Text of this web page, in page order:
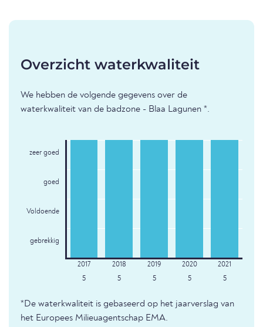
Overzicht waterkwaliteit
We hebben de volgende gegevens over de
waterkwaliteit van de badzone - Blaa Lagunen *.
zeer goed
goed
Voldoende
gebrekkig
5 5 5 5 5
*De waterkwaliteit is gebaseerd op het jaarverslag van
het Europees Milieuagentschap EMA.